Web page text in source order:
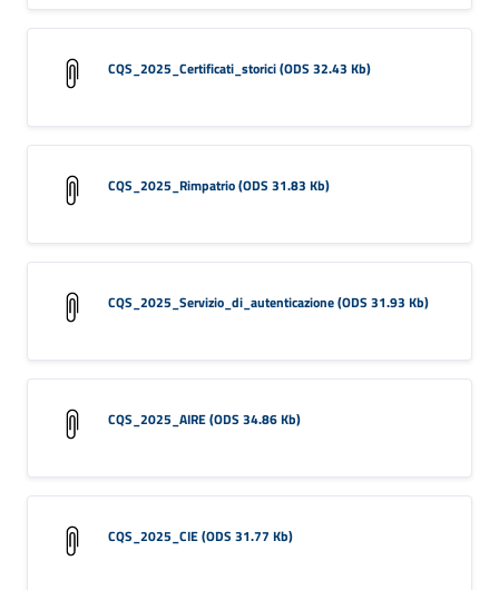
CQS_2025_Certificati_storici (ODS 32.43 Kb)
CQS_2025_Rimpatrio (ODS 31.83 Kb)
CQS_2025_Servizio_di_autenticazione (ODS 31.93 Kb)
CQS_2025_AIRE (ODS 34.86 Kb)
CQS_2025_CIE (ODS 31.77 Kb)